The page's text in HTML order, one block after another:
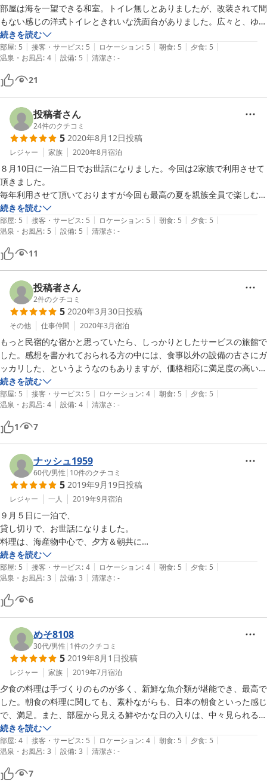
料理は画像の通りです。画像の尾頭付きは石鯛でした。自家製イクラも
美味しくいただきました。スタッフの方が簡単にでも料理の説明をして
頂けたと思います。業務用レトルトもなくとても美味しい味付けでし
た。ただし食べ盛りの高校生が満足する量は持て余します。是非とも次
回は食材の質を上げてもう少し量少なめでお願いします。
もうひとつ、私の車のカーナビでは電話番号で目的地設定をすると全く
違う場所に誘導されました。
部屋は海を一望できる和室。トイレ無しとありましたが、改装されて間
もない感じの洋式トイレときれいな洗面台がありました。広々と、ゆっ
たり過ごすことができました。
夕食は食べきれないくらいの魚中心の食事。どれをとっても美味しく、
特に生ガキは苦手意識があったものの、とてもおいしかったです。朝食
もとてもボリュームがありました。
お風呂は小さいながらも、アメニティ類が整っていました。
徒歩１０分ほどの距離にコンビニもあり、滞在には困らない立地です。
また機会があればぜひ利用したい宿です。
続きを読む
部屋: 5 | 接客・サービス: 5 | ロケーション: 5 | 朝食: 5 | 夕食: 5 |
温泉・お風呂: 4 | 設備: 5 | 清潔さ: -
21
投稿者さん
24件のクチコミ
5 2020年8月12日投稿
レジャー 家族 2020年8月宿泊
８月10日に一泊二日でお世話になりました。今回は2家族で利用させて
頂きました。
毎年利用させて頂いておりますが今回も最高の夏を親族全員で楽しむこ
とができました！お世話になりました。立地、ロケーション、そして最
高のお食事の数々♪今年もお食事を頂きながら日本海に沈む夕日を鑑賞
でき、まさに、これ以上の贅沢はない！お子さんがいらっしゃる方には
ぜひ家族で利用して頂きたい。子供たちが成長した時も、きっとこの感
動は忘れることができないでしょう。
続きを読む
部屋: 5 | 接客・サービス: 5 | ロケーション: 5 | 朝食: 5 | 夕食: 5 |
温泉・お風呂: 5 | 設備: 5 | 清潔さ: -
11
投稿者さん
2件のクチコミ
5 2020年3月30日投稿
その他 仕事仲間 2020年3月宿泊
もっと民宿的な宿かと思っていたら、しっかりとしたサービスの旅館で
した。感想を書かれておられる方の中には、食事以外の設備の古さにガ
ッカリした、というようなのもありますが、価格相応に満足度の高いも
のだと思います。立派な設備ではないかも知れませんが、清潔である点
が一番です。一流旅館のようなものを期待するならそれ相応のコストが
かかりますが、対価を考えれば納得いくと思います。食事もサービスも
館内の清潔度も満足のいくレベルだし、夏に家族でもう1回利用したい
と思いました。
続きを読む
部屋: 5 | 接客・サービス: 5 | ロケーション: 4 | 朝食: 5 | 夕食: 5 |
温泉・お風呂: 4 | 設備: 4 | 清潔さ: -
1 7
ナッシュ1959
60代/男性 | 10件のクチコミ
5 2019年9月19日投稿
レジャー 一人 2019年9月宿泊
９月５日に一泊で、
貸し切りで、お世話になりました。
料理は、海産物中心で、夕方＆朝共に
大変美味しくいただけました。
立地が、良いね！
宿の方と、もっと話が出来れば・・・
と思いました。
続きを読む
部屋: 5 | 接客・サービス: 4 | ロケーション: 4 | 朝食: 5 | 夕食: 5 |
温泉・お風呂: 3 | 設備: 3 | 清潔さ: -
6
めそ8108
30代/男性 | 1件のクチコミ
5 2019年8月1日投稿
レジャー 家族 2019年7月宿泊
夕食の料理は手づくりのものが多く、新鮮な魚介類が堪能でき、最高で
した。朝食の料理に関しても、素朴ながらも、日本の朝食といった感じ
で、満足。また、部屋から見える鮮やかな日の入りは、中々見られるも
のではなく、ロマンチックでした。
続きを読む
部屋: 4 | 接客・サービス: 5 | ロケーション: 4 | 朝食: 5 | 夕食: 5 |
温泉・お風呂: 3 | 設備: 3 | 清潔さ: -
7